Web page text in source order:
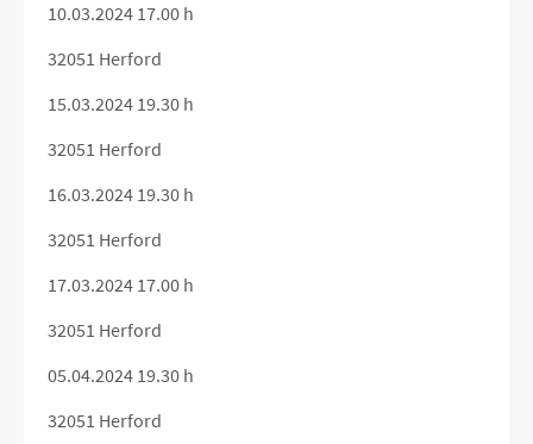
10.03.2024 17.00 h
32051 Herford
15.03.2024 19.30 h
32051 Herford
16.03.2024 19.30 h
32051 Herford
17.03.2024 17.00 h
32051 Herford
05.04.2024 19.30 h
32051 Herford